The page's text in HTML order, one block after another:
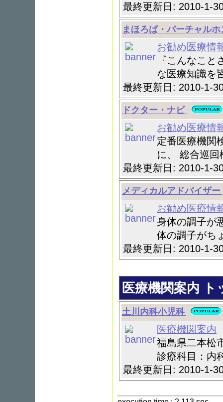
最終更新日: 2010-
まほろば・バーチャル
お勧め医療情
『こんなこ
な医療知識を
最終更新日: 2010-
ドクター・ナビ
お勧め医療情
定番医療機関
に、 総合巡
最終更新日: 2010-
メディカルアドバイザー
お勧め医療情
身体の調子が
体の調子がち
最終更新日: 2010-
医療機関案内
土川内科小児科
医療機関案内
福島県二本松
診療科目：内
最終更新日: 2010-